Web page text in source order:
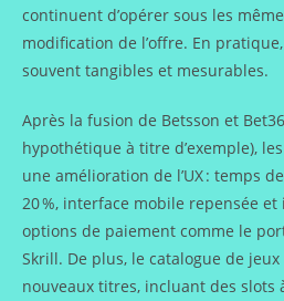
continuent d’opérer sous les
modification de l’offre. En
souvent tangibles et mesurables.
Après la fusion de Betsson et
hypothétique à titre d’exemple),
une amélioration de l’UX : temps
20 %, interface mobile repensée
options de paiement comme le
Skrill. De plus, le catalogue de
nouveaux titres, incluant des slots